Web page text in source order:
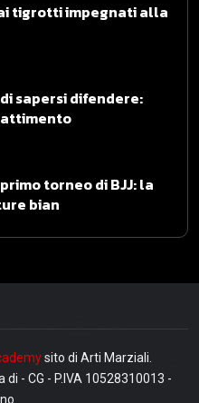
tigrotti impegnati alla
sapersi difendere:
torneo di BJJ: la
bian
sito di Arti Marziali.
- CG - P.IVA 10528310013 -